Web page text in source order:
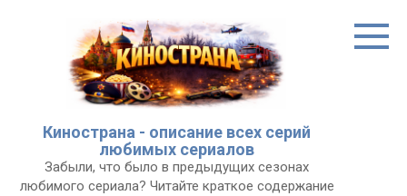
Кинострана - описание всех серий
любимых сериалов
Забыли, что было в предыдущих сезонах
любимого сериала? Читайте краткое содержание